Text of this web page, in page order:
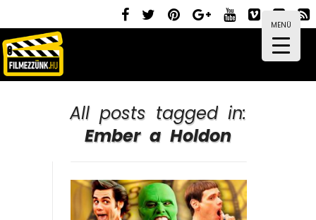
MENÜ
All posts tagged in:
Ember a Holdon